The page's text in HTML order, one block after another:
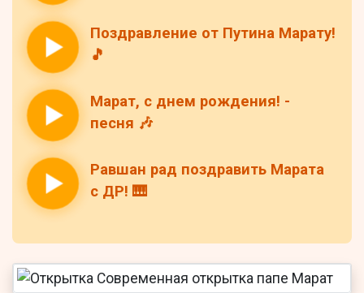
Поздравление от Путина Марату!
🎵
Марат, с днем рождения! -
песня 🎶
Равшан рад поздравить Марата
с ДР! 🎹